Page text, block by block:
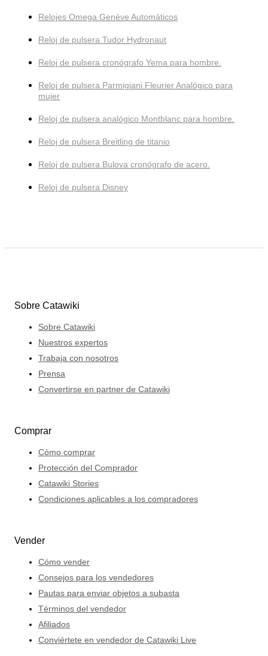
Relojes Omega Genève Automáticos
Reloj de pulsera Tudor Hydronaut
Reloj de pulsera cronógrafo Yema para hombre.
Reloj de pulsera Parmigiani Fleurier Analógico para
mujer
Reloj de pulsera analógico Montblanc para hombre.
Reloj de pulsera Breitling de titanio
Reloj de pulsera Bulova cronógrafo de acero.
Reloj de pulsera Disney
Sobre Catawiki
Sobre Catawiki
Nuestros expertos
Trabaja con nosotros
Prensa
Convertirse en partner de Catawiki
Comprar
Cómo comprar
Protección del Comprador
Catawiki Stories
Condiciones aplicables a los compradores
Vender
Cómo vender
Consejos para los vendedores
Pautas para enviar objetos a subasta
Términos del vendedor
Afiliados
Conviértete en vendedor de Catawiki Live